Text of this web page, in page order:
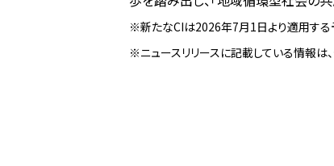
※新たなCIは2026年7月1日より適用する
※ニュースリリースに記載している情報は